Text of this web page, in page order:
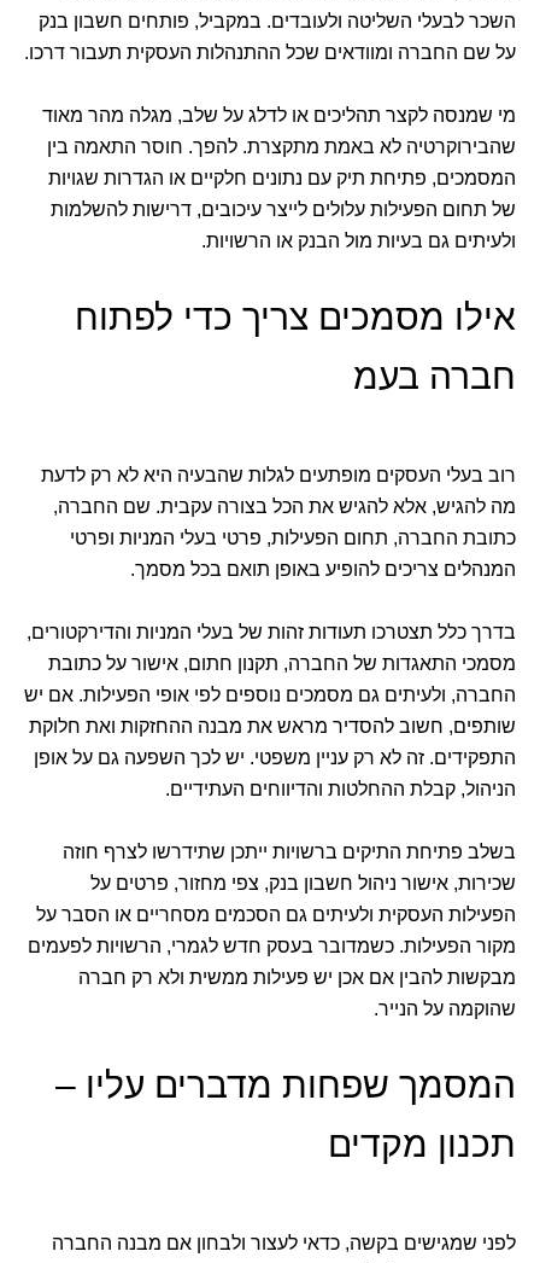
השכר לבעלי השליטה ולעובדים. במקביל, פותחים חשבון בנק
על שם החברה ומוודאים שכל ההתנהלות העסקית תעבור דרכו.
מי שמנסה לקצר תהליכים או לדלג על שלב, מגלה מהר מאוד
שהבירוקרטיה לא באמת מתקצרת. להפך. חוסר התאמה בין
המסמכים, פתיחת תיק עם נתונים חלקיים או הגדרות שגויות
של תחום הפעילות עלולים לייצר עיכובים, דרישות להשלמות
ולעיתים גם בעיות מול הבנק או הרשויות.
אילו מסמכים צריך כדי לפתוח
חברה בעמ
רוב בעלי העסקים מופתעים לגלות שהבעיה היא לא רק לדעת
מה להגיש, אלא להגיש את הכל בצורה עקבית. שם החברה,
כתובת החברה, תחום הפעילות, פרטי בעלי המניות ופרטי
המנהלים צריכים להופיע באופן תואם בכל מסמך.
בדרך כלל תצטרכו תעודות זהות של בעלי המניות והדירקטורים,
מסמכי התאגדות של החברה, תקנון חתום, אישור על כתובת
החברה, ולעיתים גם מסמכים נוספים לפי אופי הפעילות. אם יש
שותפים, חשוב להסדיר מראש את מבנה ההחזקות ואת חלוקת
התפקידים. זה לא רק עניין משפטי. יש לכך השפעה גם על אופן
הניהול, קבלת ההחלטות והדיווחים העתידיים.
בשלב פתיחת התיקים ברשויות ייתכן שתידרשו לצרף חוזה
שכירות, אישור ניהול חשבון בנק, צפי מחזור, פרטים על
הפעילות העסקית ולעיתים גם הסכמים מסחריים או הסבר על
מקור הפעילות. כשמדובר בעסק חדש לגמרי, הרשויות לפעמים
מבקשות להבין אם אכן יש פעילות ממשית ולא רק חברה
שהוקמה על הנייר.
המסמך שפחות מדברים עליו –
תכנון מקדים
לפני שמגישים בקשה, כדאי לעצור ולבחון אם מבנה החברה